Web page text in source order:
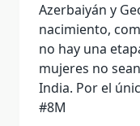
Azerbaiyán y
nacimiento,
no hay una
mujeres no
India. Por el
#8M